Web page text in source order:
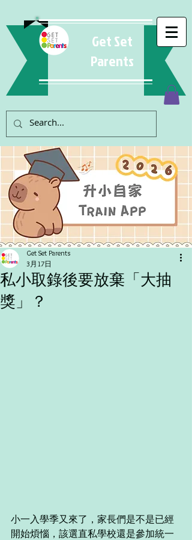
Get Set
Parents
私小取錄後要放棄「大抽
獎」？
Get Set Parents
3月17日
小一入學季又來了，家長們是不是已經
開始煩惱，該選直私學校還是參加統一